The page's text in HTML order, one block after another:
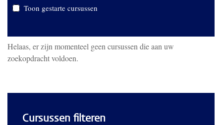
Toon gestarte cursussen
Helaas, er zijn momenteel geen cursussen die aan uw
zoekopdracht voldoen.
Cursussen filteren